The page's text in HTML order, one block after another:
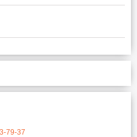
79-37